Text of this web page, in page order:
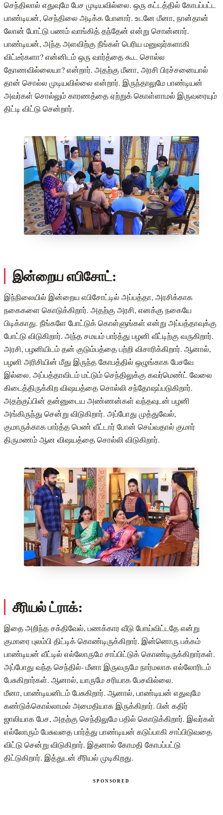
செந்திலால் எதுவுமே பேச முடியவில்லை. ஒரு கட்டத்தில் கோபப்பட்ட
பாண்டியன், செந்திலை அடிக்க போனார். உடனே மீனா, நான்தான்
லோன் போட்டு பணம் வாங்கித் தந்தேன் என்று சொன்னார்.
பாண்டியன், அந்த அளவிற்கு நீங்கள் பெரிய மனுஷர்களாகி
விட்டீர்களா? என்னிடம் ஒரு வார்த்தை கூட சொல்ல
தோணவில்லையா? என்றார். அதற்கு மீனா, அரசி பிரச்சனையால்
தான் சொல்ல முடியவில்லை என்றார். இருந்தாலுமே பாண்டியன்
அவர்கள் சொல்லும் காரணத்தை ஏற்றுக் கொள்ளாமல் இருவரையும்
திட்டி விட்டு சென்றார்.
இன்றைய எபிசோட்:
இந்நிலையில் இன்றைய எபிசோட்டில் அப்பத்தா, அரசிக்காக
நகைகளை கொடுக்கிறார். அதற்கு அரசி, எனக்கு நகையே
பிடிக்காது. நீங்களே போட்டுக் கொள்ளுங்கள் என்று அப்பத்தாவுக்கு
போட்டு விடுகிறார். அந்த சமயம் பார்த்து பழனி வீட்டிற்கு வருகிறார்.
அரசி, பழனியிடம் தன் குடும்பத்தை பற்றி விசாரிக்கிறார். ஆனால்,
பழனி அரிசியின் மீது இருந்த கோபத்தில் ஒழுங்காக பேசவே
இல்லை. அப்பத்தாவிடம் மட்டும் செந்திலுக்கு கவர்மெண்ட் வேலை
கிடைத்திருக்கிற விஷயத்தை சொல்லி சந்தோஷப்படுகிறார்.
அதற்குப்பின் தன்னுடைய அண்ணன்கள் வந்தவுடன் பழனி
அங்கிருந்து சென்று விடுகிறார். அப்போது முத்துவேல்,
குமாருக்காக பார்த்த பெண் வீட்டார் போன் செய்வதால் குமார்
திருமணம் ஆன விஷயத்தை சொல்லி விடுகிறார்.
சீரியல் ட்ராக்:
இதை அறிந்த சக்திவேல், பணக்கார வீடு போய்விட்டதே என்று
குமாரை புலம்பி திட்டிக் கொண்டிருக்கிறார். இன்னொரு பக்கம்
பாண்டியன் வீட்டில் எல்லோருமே சாப்பிட்டுக் கொண்டிருக்கிறார்கள்.
அப்போது வந்த செந்தில்- மீனா இருவருமே நார்மலாக எல்லோரிடம்
பேசுகிறார்கள். ஆனால், யாருமே சரியாக பேசவில்லை.
மீனா, பாண்டியனிடம் பேசுகிறார். ஆனால், பாண்டியன் எதுவுமே
கண்டுக்கொல்லாமல் அமைதியாக இருக்கிறார். பின் கதிர்
ஜாலியாக பேச, அதற்கு செந்திலுமே பதில் கொடுக்கிறார். இவர்கள்
எல்லோரும் பேசுவதை பார்த்து பாண்டியன் கடுப்பாகி சாப்பிடுவதை
விட்டு சென்று விடுகிறார். இதனால் கோமதி கோபப்பட்டு
திட்டுகிறார். இத்துடன் சீரியல் முடிகிறது.